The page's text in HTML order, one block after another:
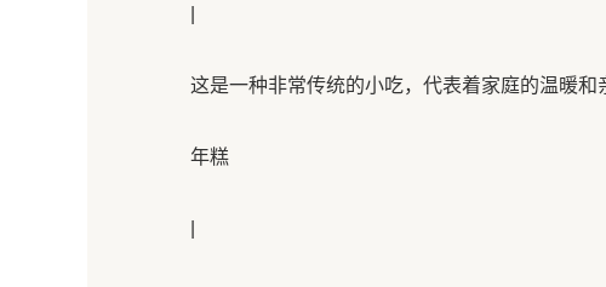
这是一种非常传统的小吃，代表着家庭的温暖和
年糕